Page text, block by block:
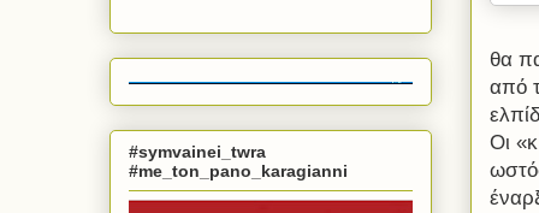
θα
από
Οι
#symvainei_twra
#me_ton_pano_karagianni